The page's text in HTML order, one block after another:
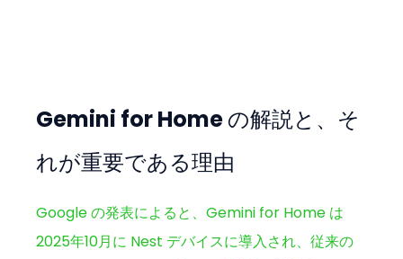
Gemini for Home の解説と、そ
れが重要である理由
Google の発表によると、Gemini for Home は
2025年10月に Nest デバイスに導入され、従来の